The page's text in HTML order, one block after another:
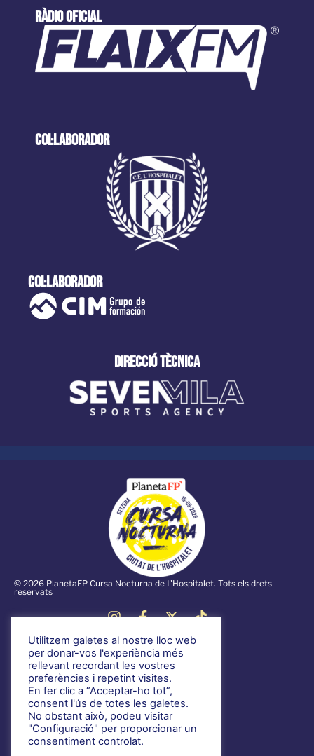
ràdio oficial
col·laborador
col·laborador
direcció tècnica
© 2026 PlanetaFP Cursa Nocturna de L'Hospitalet. Tots els drets
reservats
Notícies
Informació general
Voluntariat
Normativa
Política de privacitat
Utilitzem galetes al nostre lloc web
per donar-vos l'experiència més
rellevant recordant les vostres
preferències i repetint visites.
En fer clic a “Acceptar-ho tot”,
consent l'ús de totes les galetes.
No obstant això, podeu visitar
"Configuració" per proporcionar un
consentiment controlat.